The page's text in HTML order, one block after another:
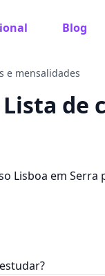
Blog
para seus
e mensalidades
de
Lisboa em